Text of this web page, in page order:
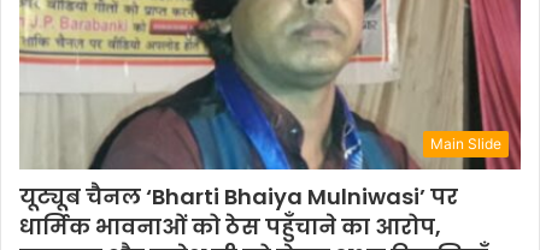
Main Slide
यूट्यूब चैनल ‘Bharti Bhaiya Mulniwasi’ पर
धार्मिक भावनाओं को ठेस पहुँचाने का आरोप,